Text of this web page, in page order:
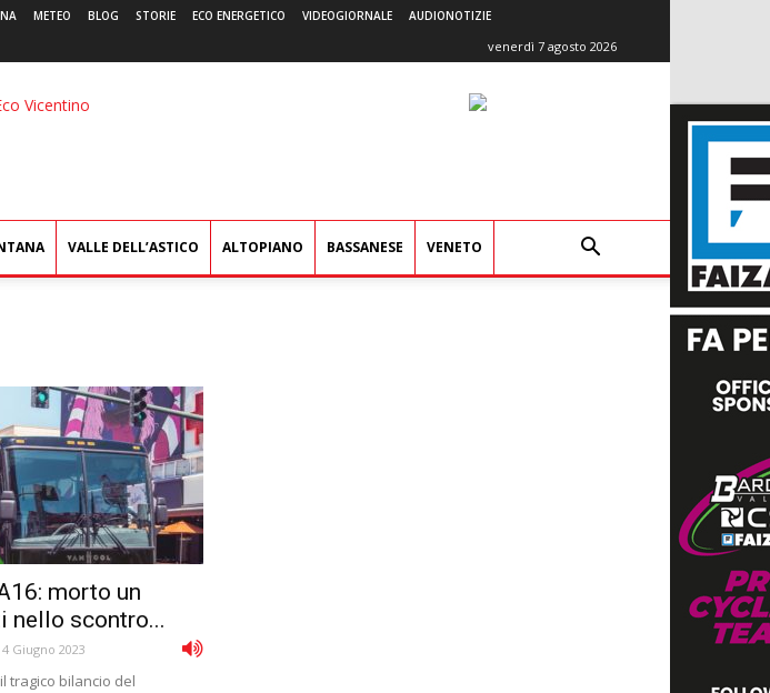
METEO BLOG STORIE ECO ENERGETICO VIDEOGIORNALE AUDIONOTIZIE
venerdì 7 agosto 2026
L'Eco
VALLE DELL’ASTICO ALTOPIANO BASSANESE VENETO
morto un
nello scontro...
4 Giugno 2023
tragico bilancio del